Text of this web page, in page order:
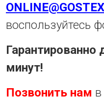
воспользуйтесь
Гарантированно
минут!
Позвонить нам